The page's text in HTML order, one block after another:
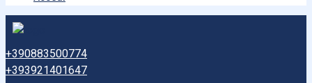
+390883500774
+393921401647